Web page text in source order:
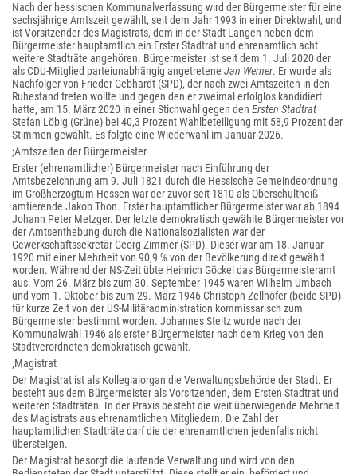
Nach der hessischen Kommunalverfassung wird der Bürgermeister für eine
sechsjährige Amtszeit gewählt, seit dem Jahr 1993 in einer Direktwahl, und
ist Vorsitzender des Magistrats, dem in der Stadt Langen neben dem
Bürgermeister hauptamtlich ein Erster Stadtrat und ehrenamtlich acht
weitere Stadträte angehören. Bürgermeister ist seit dem 1. Juli 2020 der
als CDU-Mitglied parteiunabhängig angetretene Jan Werner. Er wurde als
Nachfolger von Frieder Gebhardt (SPD), der nach zwei Amtszeiten in den
Ruhestand treten wollte und gegen den er zweimal erfolglos kandidiert
hatte, am 15. März 2020 in einer Stichwahl gegen den Ersten Stadtrat
Stefan Löbig (Grüne) bei 40,3 Prozent Wahlbeteiligung mit 58,9 Prozent der
Stimmen gewählt. Es folgte eine Wiederwahl im Januar 2026.
;Amtszeiten der Bürgermeister
Erster (ehrenamtlicher) Bürgermeister nach Einführung der
Amtsbezeichnung am 9. Juli 1821 durch die Hessische Gemeindeordnung
im Großherzogtum Hessen war der zuvor seit 1810 als Oberschultheiß
amtierende Jakob Thon. Erster hauptamtlicher Bürgermeister war ab 1894
Johann Peter Metzger. Der letzte demokratisch gewählte Bürgermeister vor
der Amtsenthebung durch die Nationalsozialisten war der
Gewerkschaftssekretär Georg Zimmer (SPD). Dieser war am 18. Januar
1920 mit einer Mehrheit von 90,9 % von der Bevölkerung direkt gewählt
worden. Während der NS-Zeit übte Heinrich Göckel das Bürgermeisteramt
aus. Vom 26. März bis zum 30. September 1945 waren Wilhelm Umbach
und vom 1. Oktober bis zum 29. März 1946 Christoph Zellhöfer (beide SPD)
für kurze Zeit von der US-Militäradministration kommissarisch zum
Bürgermeister bestimmt worden. Johannes Steitz wurde nach der
Kommunalwahl 1946 als erster Bürgermeister nach dem Krieg von den
Stadtverordneten demokratisch gewählt.
;Magistrat
Der Magistrat ist als Kollegialorgan die Verwaltungsbehörde der Stadt. Er
besteht aus dem Bürgermeister als Vorsitzenden, dem Ersten Stadtrat und
weiteren Stadträten. In der Praxis besteht die weit überwiegende Mehrheit
des Magistrats aus ehrenamtlichen Mitgliedern. Die Zahl der
hauptamtlichen Stadträte darf die der ehrenamtlichen jedenfalls nicht
übersteigen.
Der Magistrat besorgt die laufende Verwaltung und wird von den